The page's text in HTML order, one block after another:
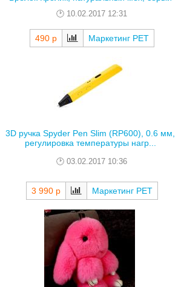
10.02.2017 12:31
490 р Маркетинг РЕТ
3D ручка Spyder Pen Slim (RP600), 0.6 мм,
регулировка температуры нагр...
03.02.2017 10:36
3 990 р Маркетинг РЕТ